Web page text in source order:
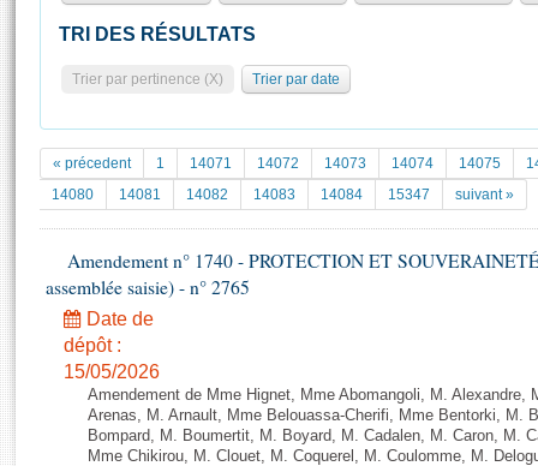
Pétitions
Documents parlementaires
Projets de loi
Propositions de loi
Amendements
Textes adoptés
Rapports d'information
Rapports d'enquête
Rapports législatifs
Statistiques et chiffres clés
Documents de référence
( Constitution | Règlement de l'Assemblée ... )
Histoire
Juniors
Anciennes législatures
Liens vers les sites publics
La Bibliothèque
Les archives
Photos libres de droit
TRI DES RÉSULTATS
Trier par pertinence (X) Trier par date
« précedent 1 14071 14072 14073 14074 14075
14080
14081 14082 14083 14084 15347 suivant »
Amendement n° 1740 - PROTECTION ET
assemblée saisie) - n° 2765
Date de
dépôt :
15/05/2026
Amendement de Mme Hignet, Mme Abomangoli, M. Alexandre,
Arenas, M. Arnault, Mme Belouassa-Cherifi, Mme Bentorki, M.
Bompard, M. Boumertit, M. Boyard, M. Cadalen, M. Caron, M.
Mme Chikirou, M. Clouet, M. Coquerel, M. Coulomme, M.